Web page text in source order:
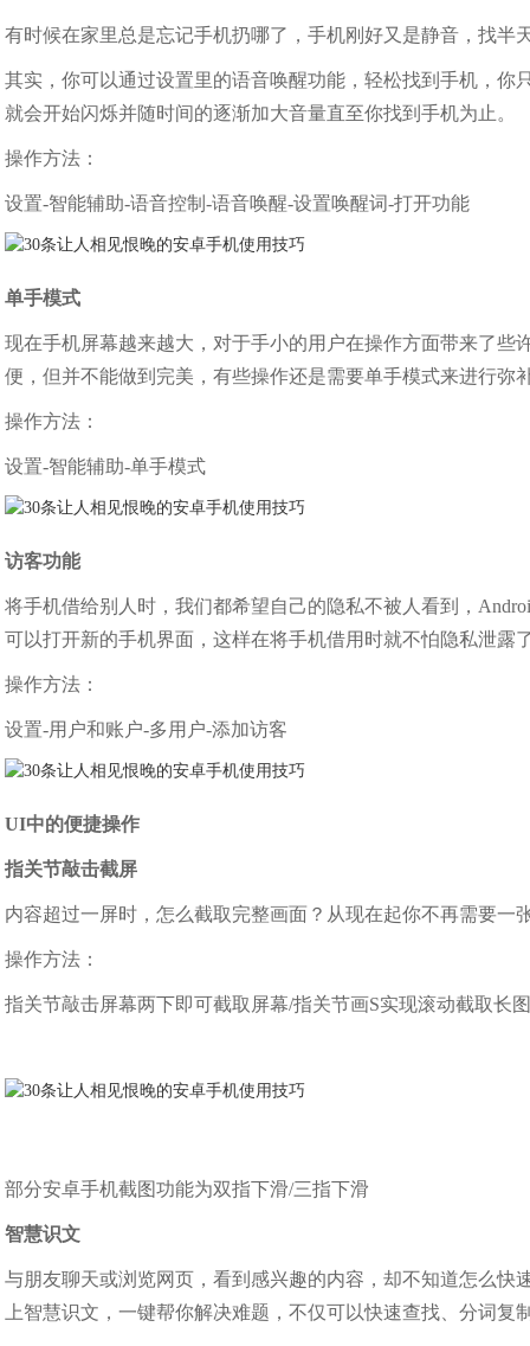
有时候在家里总是忘记手机扔哪了，手机刚好又是静音，找半
其实，你可以通过设置里的语音唤醒功能，轻松找到手机，你
就会开始闪烁并随时间的逐渐加大音量直至你找到手机为止。
操作方法：
设置-智能辅助-语音控制-语音唤醒-设置唤醒词-打开功能
单手模式
现在手机屏幕越来越大，对于手小的用户在操作方面带来了
便，但并不能做到完美，有些操作还是需要单手模式来进行弥
操作方法：
设置-智能辅助-单手模式
访客功能
将手机借给别人时，我们都希望自己的隐私不被人看到，
可以打开新的手机界面，这样在将手机借用时就不怕隐私泄露
操作方法：
设置-用户和账户-多用户-添加访客
UI中的便捷操作
指关节敲击截屏
内容超过一屏时，怎么截取完整画面？从现在起你不再需要
操作方法：
指关节敲击屏幕两下即可截取屏幕/指关节画S实现滚动截取长
部分安卓手机截图功能为双指下滑/三指下滑
智慧识文
与朋友聊天或浏览网页，看到感兴趣的内容，却不知道怎么
上智慧识文，一键帮你解决难题，不仅可以快速查找、分词复